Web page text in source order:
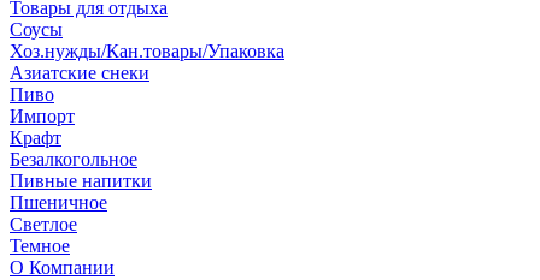
Товары для отдыха
Соусы
Хоз.нужды/Кан.товары/Упаковка
Азиатские снеки
Пиво
Импорт
Крафт
Безалкогольное
Пивные напитки
Пшеничное
Светлое
Темное
О Компании